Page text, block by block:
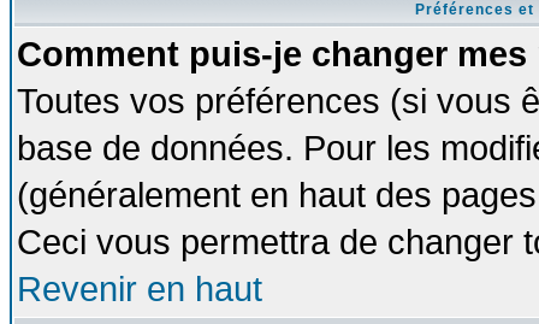
Préférences
Comment puis-je changer mes
Toutes vos préférences (si vous
base de données. Pour les
(généralement en haut des
Ceci vous permettra de changer
Revenir en haut